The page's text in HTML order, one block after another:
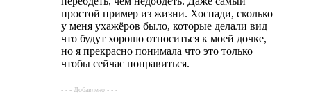
простой пример из жизни. Хоспади, сколько
у меня ухажёров было, которые делали вид
что будут хорошо относиться к моей дочке,
но я прекрасно понимала что это только
чтобы сейчас понравиться.
- - - Добавлено - - -